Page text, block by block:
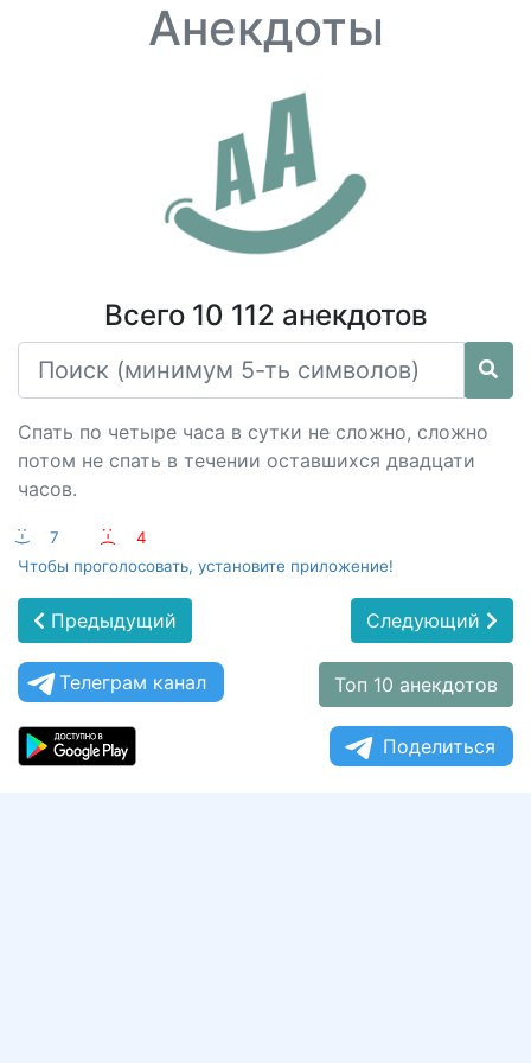
Анекдоты
Всего 10 112 анекдотов
Спать по четыре часа в сутки не сложно, сложно
потом не спать в течении оставшихся двадцати
часов.
:-) 7 :-(
4
Чтобы проголосовать, установите приложение!
Предыдущий Следующий
Телеграм канал Топ 10 анекдотов
Поделиться